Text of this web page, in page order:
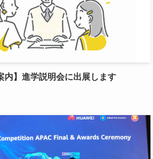
内】進学説明会に出展します